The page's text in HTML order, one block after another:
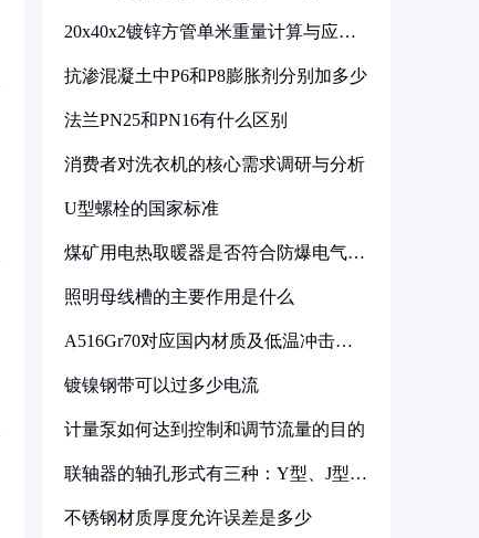
20x40x2镀锌方管单米重量计算与应用
抗渗混凝土中P6和P8膨胀剂分别加多少
法兰PN25和PN16有什么区别
消费者对洗衣机的核心需求调研与分析
U型螺栓的国家标准
煤矿用电热取暖器是否符合防爆电气设
照明母线槽的主要作用是什么
A516Gr70对应国内材质及低温冲击要
镀镍钢带可以过多少电流
计量泵如何达到控制和调节流量的目的
联轴器的轴孔形式有三种：Y型、J型、
不锈钢材质厚度允许误差是多少